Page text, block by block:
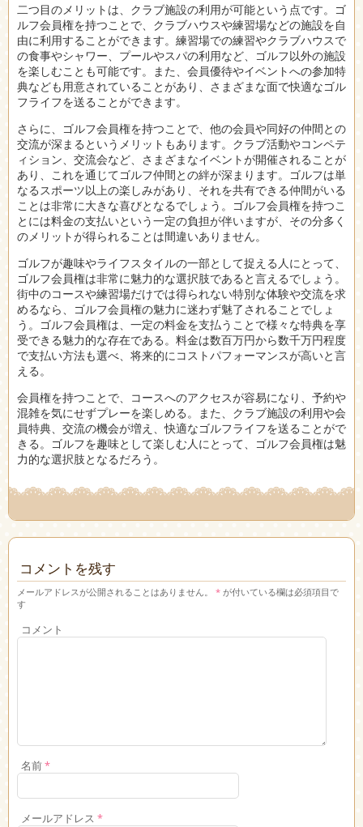
二つ目のメリットは、クラブ施設の利用が可能という点です。ゴ
ルフ会員権を持つことで、クラブハウスや練習場などの施設を自
由に利用することができます。練習場での練習やクラブハウスで
の食事やシャワー、プールやスパの利用など、ゴルフ以外の施設
を楽しむことも可能です。また、会員優待やイベントへの参加特
典なども用意されていることがあり、さまざまな面で快適なゴル
フライフを送ることができます。
さらに、ゴルフ会員権を持つことで、他の会員や同好の仲間との
交流が深まるというメリットもあります。クラブ活動やコンペテ
ィション、交流会など、さまざまなイベントが開催されることが
あり、これを通じてゴルフ仲間との絆が深まります。ゴルフは単
なるスポーツ以上の楽しみがあり、それを共有できる仲間がいる
ことは非常に大きな喜びとなるでしょう。ゴルフ会員権を持つこ
とには料金の支払いという一定の負担が伴いますが、その分多く
のメリットが得られることは間違いありません。
ゴルフが趣味やライフスタイルの一部として捉える人にとって、
ゴルフ会員権は非常に魅力的な選択肢であると言えるでしょう。
街中のコースや練習場だけでは得られない特別な体験や交流を求
めるなら、ゴルフ会員権の魅力に迷わず魅了されることでしょ
う。ゴルフ会員権は、一定の料金を支払うことで様々な特典を享
受できる魅力的な存在である。料金は数百万円から数千万円程度
で支払い方法も選べ、将来的にコストパフォーマンスが高いと言
える。
会員権を持つことで、コースへのアクセスが容易になり、予約や
混雑を気にせずプレーを楽しめる。また、クラブ施設の利用や会
員特典、交流の機会が増え、快適なゴルフライフを送ることがで
きる。ゴルフを趣味として楽しむ人にとって、ゴルフ会員権は魅
力的な選択肢となるだろう。
コメントを残す
メールアドレスが公開されることはありません。 * が付いている欄は必須項目で
す
コメント
名前*
メールアドレス *